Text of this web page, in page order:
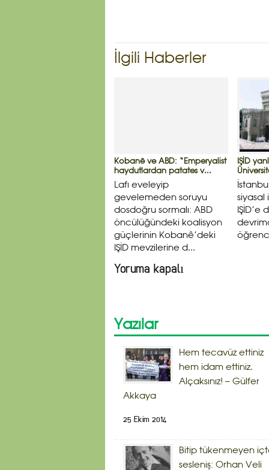
İlgili Haberler
Kobanê ve ABD: “Emperyalist
haydutlardan patates v...
Lafı eveleyip
gevelemeden soruyu
dosdoğru sormalı: ABD
öncülüğündeki koalisyon
güçlerinin Kobanê’deki
IŞİD mevzilerine d...
IŞİD
siyasal
IŞİD’e
Yoruma kapalı
Yazılar
Hem tecavüz ettiniz
hem idam ettiniz.
Alçaksınız! – Gülfer
Akkaya
25 Ekim 2014
Bitip tükenmeyen
sesleniş: Orhan Veli